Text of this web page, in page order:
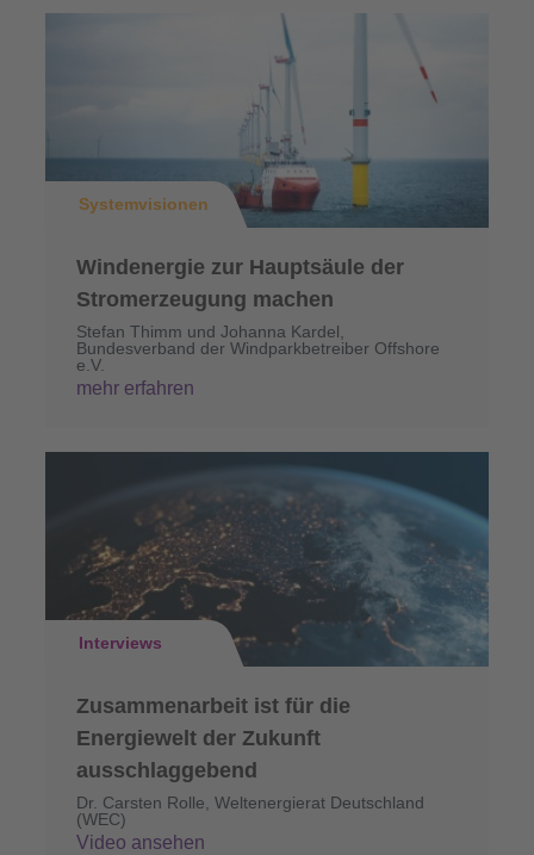
Systemvisionen
Windenergie zur Hauptsäule der
Stromerzeugung machen
Stefan Thimm und Johanna Kardel,
Bundesverband der Windparkbetreiber Offshore
e.V.
mehr erfahren
Interviews
Zusammenarbeit ist für die
Energiewelt der Zukunft
ausschlaggebend
Dr. Carsten Rolle, Weltenergierat Deutschland
(WEC)
Video ansehen